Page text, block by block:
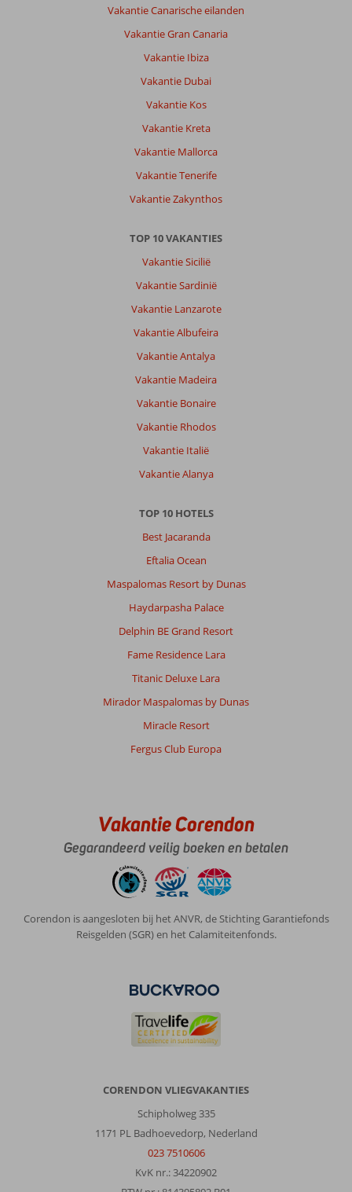
Vakantie Canarische eilanden
Vakantie Gran Canaria
Vakantie Ibiza
Vakantie Dubai
Vakantie Kos
Vakantie Kreta
Vakantie Mallorca
Vakantie Tenerife
Vakantie Zakynthos
TOP 10 VAKANTIES
Vakantie Sicilië
Vakantie Sardinië
Vakantie Lanzarote
Vakantie Albufeira
Vakantie Antalya
Vakantie Madeira
Vakantie Bonaire
Vakantie Rhodos
Vakantie Italië
Vakantie Alanya
TOP 10 HOTELS
Best Jacaranda
Eftalia Ocean
Maspalomas Resort by Dunas
Haydarpasha Palace
Delphin BE Grand Resort
Fame Residence Lara
Titanic Deluxe Lara
Mirador Maspalomas by Dunas
Miracle Resort
Fergus Club Europa
Vakantie Corendon
Gegarandeerd veilig boeken en betalen
Corendon is aangesloten bij het ANVR, de Stichting Garantiefonds
Reisgelden (SGR) en het Calamiteitenfonds.
CORENDON VLIEGVAKANTIES
Schipholweg 335
1171 PL Badhoevedorp, Nederland
023 7510606
KvK nr.: 34220902